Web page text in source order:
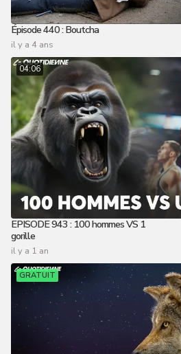
Épisode 440 : Boutcha
il y a 4 ans
04:06
EPISODE 943 : 100 hommes VS 1
gorille
il y a 1 an
GRATUIT